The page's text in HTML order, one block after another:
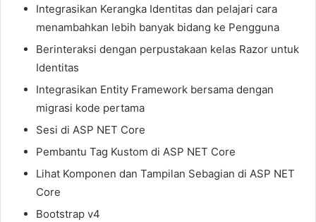
Integrasikan Kerangka Identitas dan pelajari cara
menambahkan lebih banyak bidang ke Pengguna
Berinteraksi dengan perpustakaan kelas Razor untuk
Identitas
Integrasikan Entity Framework bersama dengan
migrasi kode pertama
Sesi di ASP NET Core
Pembantu Tag Kustom di ASP NET Core
Lihat Komponen dan Tampilan Sebagian di ASP NET
Core
Bootstrap v4